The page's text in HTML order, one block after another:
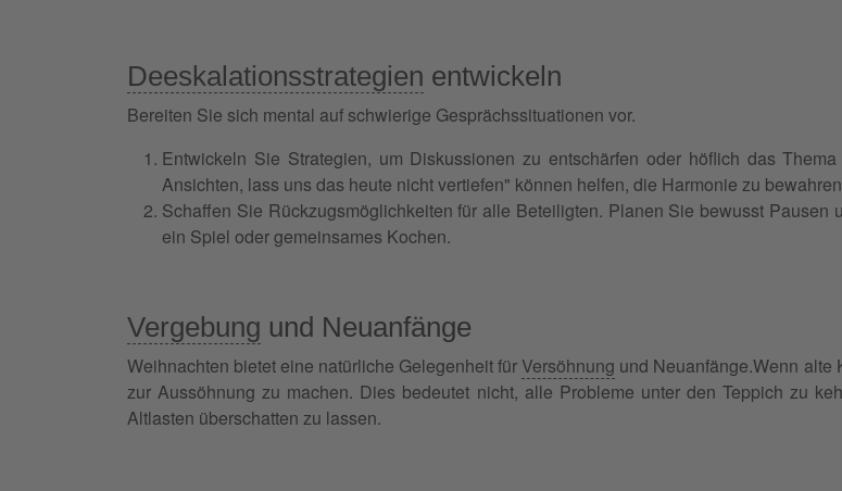
Deeskalationsstrategien entwickeln
Bereiten Sie sich mental auf schwierige Gesprächssituationen vor.
Entwickeln Sie Strategien, um Diskussionen zu entschärfen oder höflich das
Ansichten, lass uns das heute nicht vertiefen" können helfen, die Harmonie zu
Schaffen Sie Rückzugsmöglichkeiten für alle Beteiligten. Planen Sie bewusst
ein Spiel oder gemeinsames Kochen.
Vergebung und Neuanfänge
Weihnachten bietet eine natürliche Gelegenheit für Versöhnung und Neuanfänge.Wenn alte
zur Aussöhnung zu machen. Dies bedeutet nicht, alle Probleme unter den Teppich zu
Altlasten überschatten zu lassen.